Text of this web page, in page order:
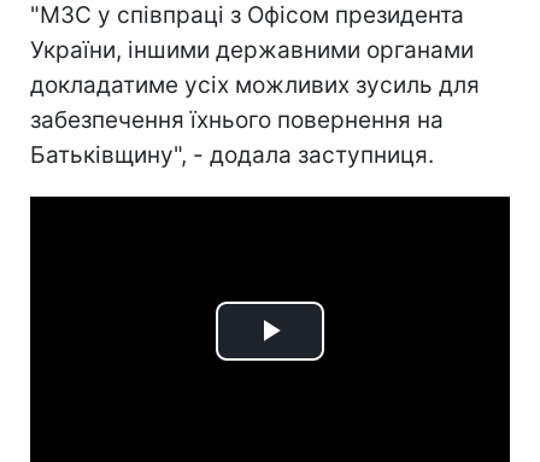
"МЗС у співпраці з Офісом президента
України, іншими державними органами
докладатиме усіх можливих зусиль для
забезпечення їхнього повернення на
Батьківщину", - додала заступниця.
Play